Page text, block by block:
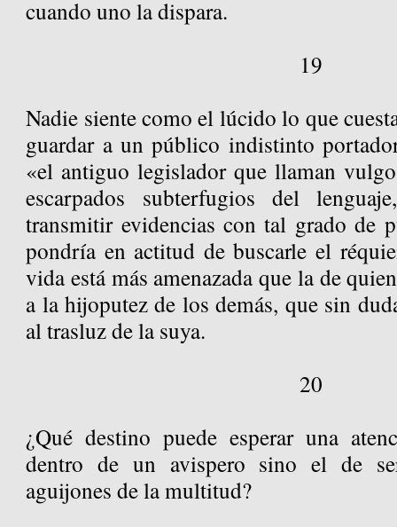
cuando uno la dispara.
19
Nadie siente como el lúcido lo que
guardar a un público indistinto
«el antiguo legislador que llaman
escarpados subterfugios del
transmitir evidencias con tal grado de
pondría en actitud de buscarle el
vida está más amenazada que la de
a la hijoputez de los demás, que sin
al trasluz de la suya.
20
¿Qué destino puede esperar una
dentro de un avispero sino el de
aguijones de la multitud?